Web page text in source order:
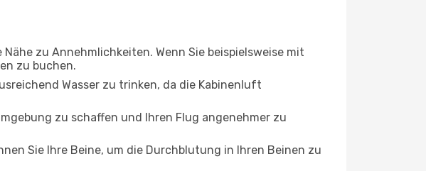
zu Annehmlichkeiten. Wenn Sie beispielsweise mit
zu buchen.
Wasser zu trinken, da die Kabinenluft
zu schaffen und Ihren Flug angenehmer zu
Sie Ihre Beine, um die Durchblutung in Ihren Beinen zu